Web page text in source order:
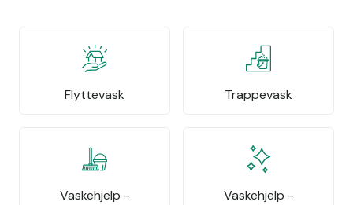
Flyttevask Trappevask
Vaskehjelp -
Vaskehjelp -